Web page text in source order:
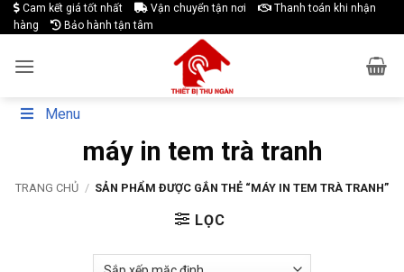
Skip
to
Cam kết giá tốt nhất Vận chuyển tận nơi
Thanh toán khi nhận
hàng
Bảo hành tận tâm
Menu
máy in tem trà tranh
TRANG CHỦ / SẢN PHẨM ĐƯỢC GẮN THẺ “MÁY IN TEM TRÀ TRANH”
LỌC